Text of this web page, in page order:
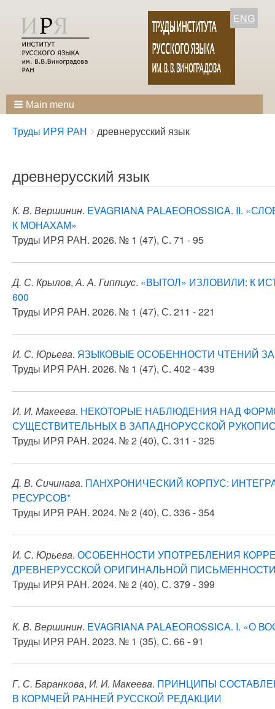
ENG
Main menu
Breadcrumbs
You
Труды ИРЯ РАН древнерусский язык
древнерусский язык
К. В. Вершинин. EVAGRIANA PALAEOROSSICA. II.
К МОНАХАМ»
Труды ИРЯ РАН. 2026. № 1 (47), С. 71 - 95
Д. С. Крылов,А. А. Гиппиус. «ВЫТОЛ» ИЗЛОВИЛИ: К
600
Труды ИРЯ РАН. 2026. № 1 (47), С. 211 - 221
И. С. Юрьева. ЯЗЫКОВЫЕ ОСОБЕННОСТИ ЧТЕНИЙ ЗА
Труды ИРЯ РАН. 2026. № 1 (47), С. 402 - 439
И. И. Макеева. НЕКОТОРЫЕ НАБЛЮДЕНИЯ НАД
СУЩЕСТВИТЕЛЬНЫХ В ЗАПАДНОРУССКОЙ
Труды ИРЯ РАН. 2024. № 2 (40), С. 311 - 325
Д. В. Сичинава. ПАНХРОНИЧЕСКИЙ КОРПУС:
РЕСУРСОВ*
Труды ИРЯ РАН. 2024. № 2 (40), С. 336 - 354
И. С. Юрьева. ОСОБЕННОСТИ УПОТРЕБЛЕНИЯ
ДРЕВНЕРУССКОЙ ОРИГИНАЛЬНОЙ
Труды ИРЯ РАН. 2024. № 2 (40), С. 379 - 399
К. В. Вершинин. EVAGRIANA PALAEOROSSICA. I. «О
Труды ИРЯ РАН. 2023. № 1 (35), С. 66 - 91
Г. С. Баранкова, И. И. Макеева. ПРИНЦИПЫ
В КОРМЧЕЙ РАННЕЙ РУССКОЙ РЕДАКЦИИ